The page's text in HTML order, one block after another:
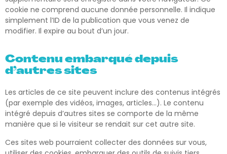
cookie ne comprend aucune donnée personnelle. Il indique
simplement l’ID de la publication que vous venez de
modifier. Il expire au bout d’un jour.
Contenu embarqué depuis
d’autres sites
Les articles de ce site peuvent inclure des contenus intégrés
(par exemple des vidéos, images, articles…). Le contenu
intégré depuis d’autres sites se comporte de la même
manière que si le visiteur se rendait sur cet autre site.
Ces sites web pourraient collecter des données sur vous,